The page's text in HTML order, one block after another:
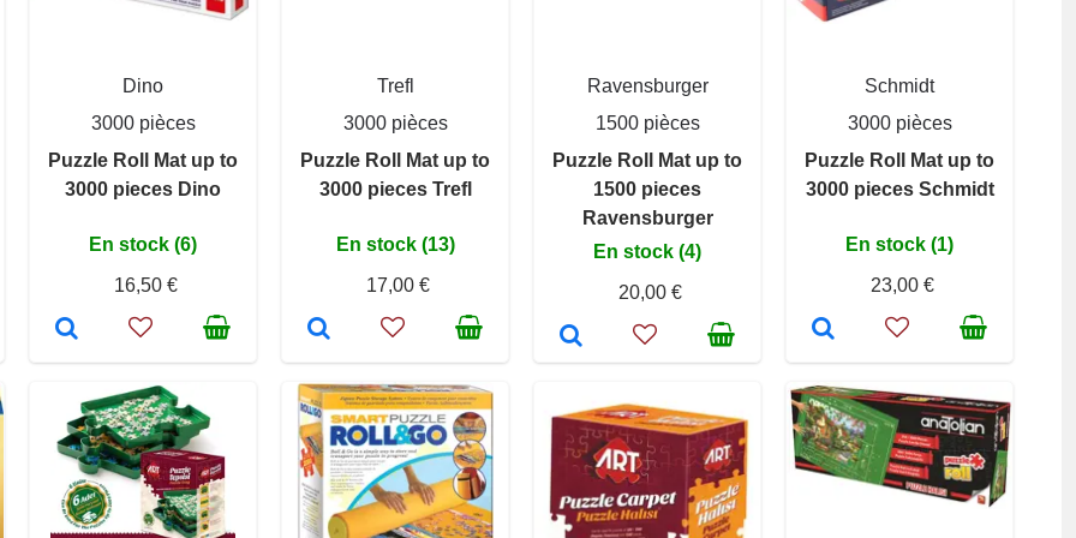
Dino
3000 pièces
Puzzle Roll Mat up to
3000 pieces Dino
En stock (6)
16,50 €
Trefl
3000 pièces
Puzzle Roll Mat up to
3000 pieces Trefl
En stock (13)
17,00 €
Ravensburger
1500 pièces
Puzzle Roll Mat up to
1500 pieces
Ravensburger
En stock (4)
20,00 €
Schmidt
3000 pièces
Puzzle Roll Mat up to
3000 pieces Schmidt
En stock (1)
23,00 €